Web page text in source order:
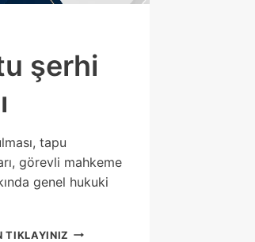
şerhi
tapu
görevli mahkeme
genel hukuki
TIKLAYINIZ AILE